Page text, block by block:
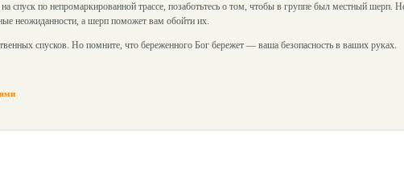
спуск по непромаркированной трассе, позаботьтесь о том, чтобы в группе был местный
неожиданности, а шерп поможет вам обойти их.
спусков. Но помните, что береженного Бог бережет — ваша безопасность в ваших руках.